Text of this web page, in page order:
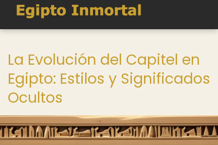
La Evolución del Capitel en
Egipto: Estilos y Significados
Ocultos